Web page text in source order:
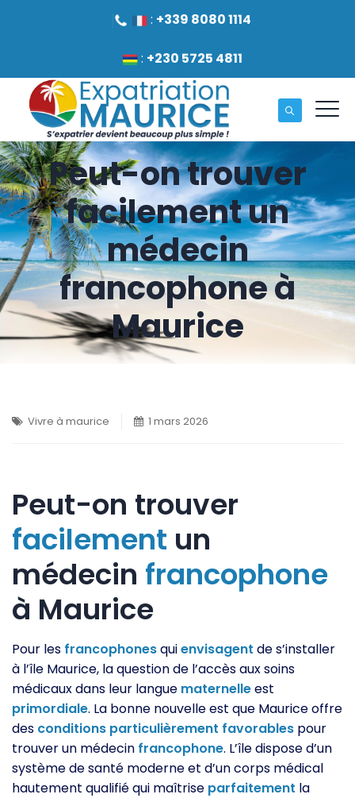
: +339 8080 1114
: +230 5725 4811
Peut-on trouver
facilement un
médecin
francophone à
Maurice
Vivre à maurice 1 mars 2026
Peut-on trouver
facilement un
médecin francophone
à Maurice
Pour les francophonesquienvisagent de s’installer
à l’île Maurice, la question de l’accès aux soins
médicaux dans leur langue maternelleest
primordiale. La bonne nouvelle est que Maurice offre
des conditions particulièrement favorables pour
trouver un médecin francophone. L’île dispose d’un
système de santé moderne et d’un corps médical
hautement qualifié qui maîtrise parfaitement la